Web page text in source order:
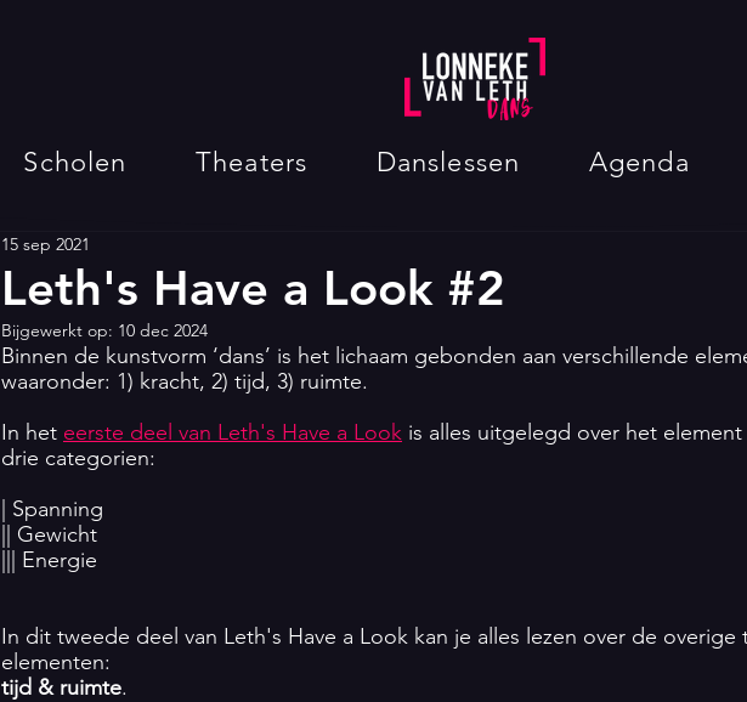
Scholen Theaters Danslessen Agenda
Leth's Have a Look #2
15 sep 2021
Bijgewerkt op: 10 dec 2024
Binnen de kunstvorm ‘dans’ is het lichaam gebonden aan verschillende
waaronder: 1) kracht, 2) tijd, 3) ruimte.
In het eerste deel van Leth's Have a Look is alles uitgelegd over het
drie categorien:
| Spanning
|| Gewicht
||| Energie
In dit tweede deel van Leth's Have a Look kan je alles lezen over de
elementen:
tijd & ruimte.